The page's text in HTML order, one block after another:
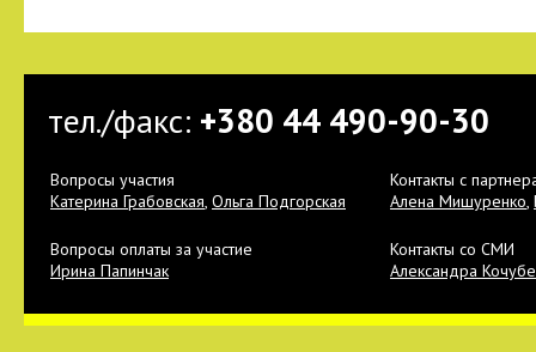
тел./факс: +380 44 490-90-30
Вопросы участия
Катерина Грабовская, Ольга Подгорская
Контакты с
Алена Мишуренко,
Вопросы оплаты за участие
Ирина Папинчак
Контакты со СМИ
Александра